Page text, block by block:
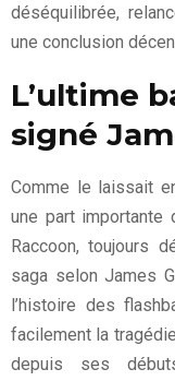
déséquilibrée,
une conclusion
L’ultime
signé
Comme le laissait
une part importante
Raccoon, toujours
saga selon James
l’histoire des
facilement la
depuis ses